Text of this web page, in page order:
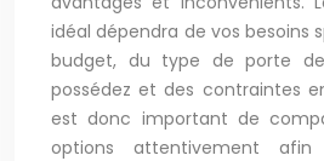
idéal dépendra de vos besoins
budget, du type de porte
possédez et des contraintes
est donc important de
options attentivement